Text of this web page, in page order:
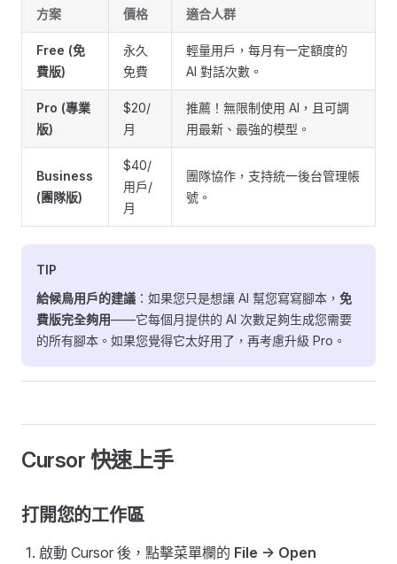
方案 價格 適合人群
Free (免
費版)
永久
免費
輕量用戶，每月有一定額度的
AI 對話次數。
Pro (專業
版)
$20/
月
推薦！無限制使用 AI，且可調
用最新、最強的模型。
Business
(團隊版)
$40/
用戶/
月
團隊協作，支持統一後台管理帳
號。
TIP
給候鳥用戶的建議 ：如果您只是想讓 AI 幫您寫寫腳本， 免
費版完全夠用——它每個月提供的 AI 次數足夠生成您需要
的所有腳本。如果您覺得它太好用了，再考慮升級 Pro。
Cursor 快速上手
打開您的工作區
啟動 Cursor 後，點擊菜單欄的 File -> Open